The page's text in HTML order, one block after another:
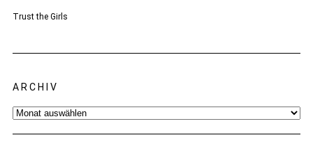
Trust the Girls
ARCHIV
Archiv